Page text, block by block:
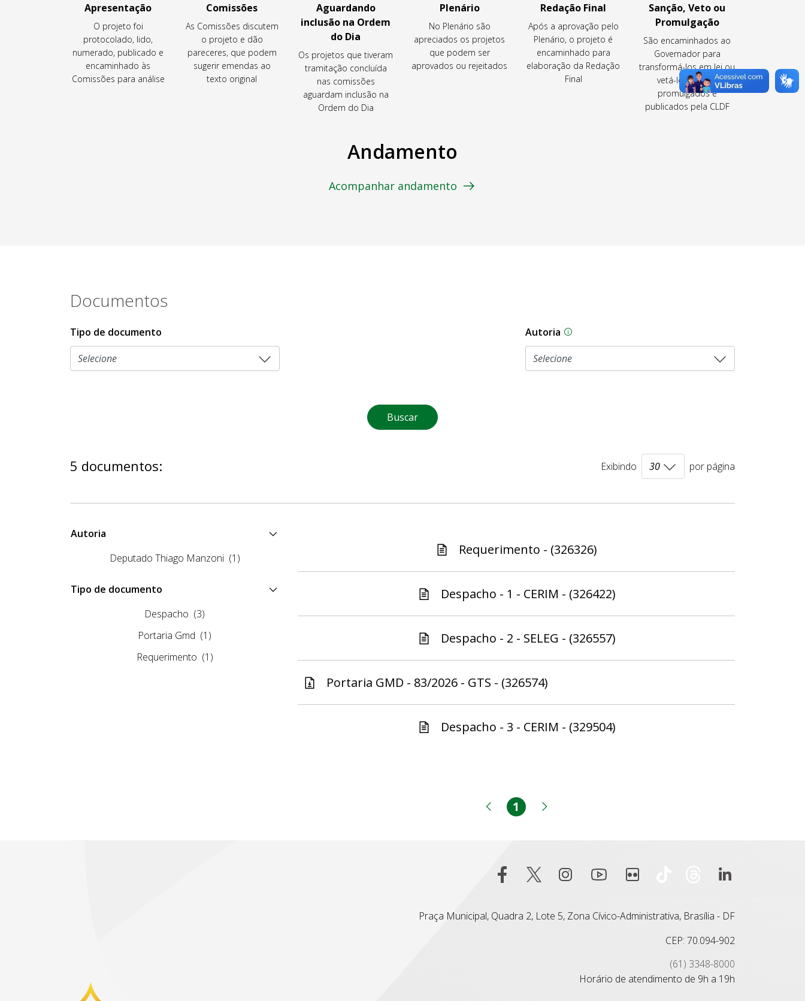
Apresentação
O projeto foi
protocolado, lido,
numerado, publicado e
encaminhado às
Comissões para análise
Comissões
As Comissões discutem
o projeto e dão
pareceres, que podem
sugerir emendas ao
texto original
Aguardando
inclusão na Ordem
do Dia
Os projetos que tiveram
tramitação concluída
nas comissões
aguardam inclusão na
Ordem do Dia
Plenário
No Plenário são
apreciados os projetos
que podem ser
aprovados ou rejeitados
Redação Final
Após a aprovação pelo
Plenário, o projeto é
encaminhado para
elaboração da Redação
Final
Sanção, Veto ou
Promulgação
São encaminhados ao
Governador para
transformá-los em lei ou
vetá-los ou são
promulgados e
publicados pela CLDF
Andamento
Acompanhar andamento
Documentos
Tipo de documento Autoria As proposições legislativas na CLDF podem ser
Buscar
5 documentos: Exibindo por página
Autoria
Deputado Thiago Manzoni (1)
Tipo de documento
Despacho (3)
Portaria Gmd (1)
Requerimento (1)
Requerimento - (326326)
Despacho - 1 - CERIM - (326422)
Despacho - 2 - SELEG - (326557)
Portaria GMD - 83/2026 - GTS - (326574)
Despacho - 3 - CERIM - (329504)
Página anterior
Página
1
Praça Municipal, Quadra 2, Lote 5, Zona Cívico-Administrativa, Brasília - DF
CEP: 70.094-902
(61) 3348-8000
Horário de atendimento de 9h a 19h